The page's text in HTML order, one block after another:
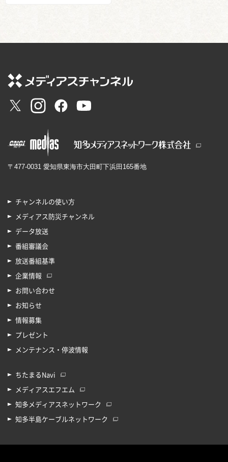
〒477-0031 愛知県東海市大田町下浜田165番地
チャンネルの使い方
メディアス防災チャンネル
データ放送
番組審議会
放送番組基準
企業情報
お問い合わせ
お知らせ
情報募集
プレゼント
メンテナンス・停波情報
ちたまるNavi
メディアスエフエム
知多メディアスネットワーク
知多半島ケーブルネットワーク